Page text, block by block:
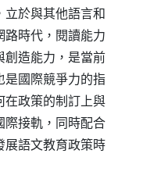
立於與其他語言和
路時代，閱讀能力
創造能力，是當前
是國際競爭力的指
在政策的制訂上與
際接軌，同時配合
展語文教育政策時